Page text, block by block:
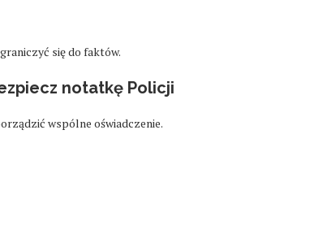
się do faktów.
notatkę Policji
wspólne oświadczenie.